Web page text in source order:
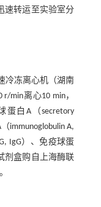
速转运至实验室分
冷冻离心机（湖南
min离心10 min，
白A（secretory
immunoglobulin A,
IgG）、免疫球蛋
剂盒购自上海酶联